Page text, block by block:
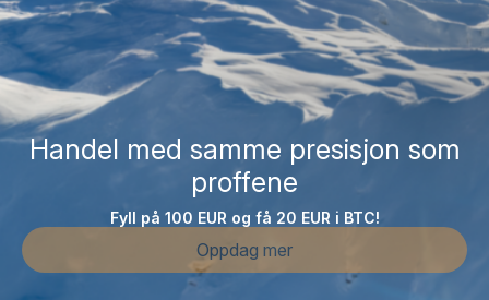
Handel med samme presisjon som
proffene
Fyll på 100 EUR og få 20 EUR i BTC!
Oppdag mer